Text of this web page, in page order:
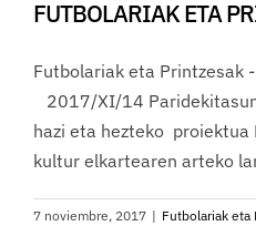
FUTBOLARIAK ETA
Futbolariak eta Printzesak
2017/XI/14
hazi eta hezteko proiektua
kultur elkartearen arteko
7 noviembre, 2017 | Futbolariak eta